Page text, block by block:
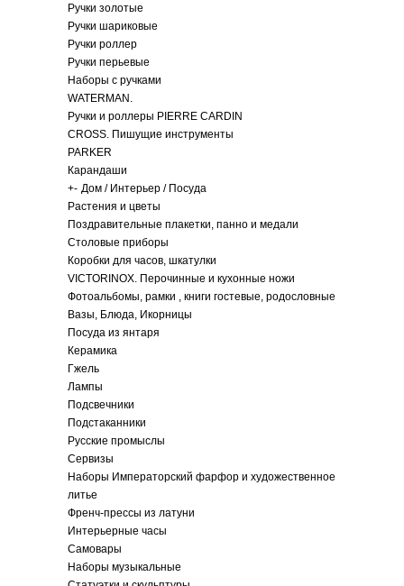
Ручки золотые
Ручки шариковые
Ручки роллер
Ручки перьевые
Наборы с ручками
WATERMAN.
Ручки и роллеры PIERRE CARDIN
CROSS. Пишущие инструменты
PARKER
Карандаши
+- Дом / Интерьер / Посуда
Растения и цветы
Поздравительные плакетки, панно и медали
Столовые приборы
Коробки для часов, шкатулки
VICTORINOX. Перочинные и кухонные ножи
Фотоальбомы, рамки , книги гостевые, родословные
Вазы, Блюда, Икорницы
Посуда из янтаря
Керамика
Гжель
Лампы
Подсвечники
Подстаканники
Русские промыслы
Сервизы
Наборы Императорский фарфор и художественное
литье
Френч-прессы из латуни
Интерьерные часы
Самовары
Наборы музыкальные